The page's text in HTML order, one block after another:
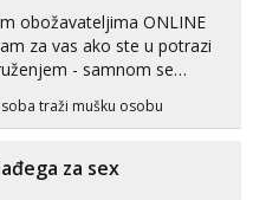
obožavateljima ONLINE
za vas ako ste u potrazi
- samnom se
preko videopoziva, ili
dovoljna radim i u paru i
tipkanja uz slike i hot
vas sam pripremila ...
traži mušku osobu
za sex